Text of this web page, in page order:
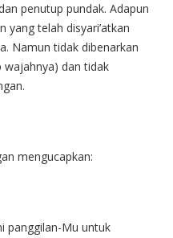
penutup pundak. Adapun
yang telah disyari’atkan
Namun tidak dibenarkan
wajahnya) dan tidak
mengucapkan:
panggilan-Mu untuk